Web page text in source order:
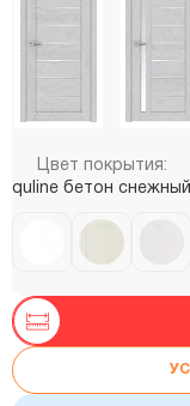
Цвет покрытия:
quline бетон снежный